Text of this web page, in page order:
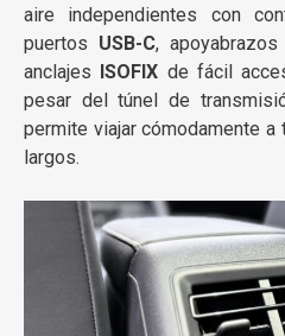
aire independientes con
puertos USB-C,
anclajes
ISOFIX de fácil
pesar del túnel de
permite viajar cómodamente
largos.